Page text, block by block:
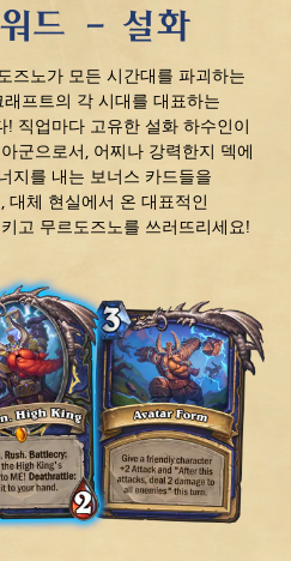
드 - 설화
즈노가 모든 시간대를 파괴하는
프트의 각 시대를 대표하는
직업마다 고유한 설화 하수인이
군으로서, 어찌나 강력한지 덱에
지를 내는 보너스 카드들을
대체 현실에서 온 대표적인
고 무르도즈노를 쓰러뜨리세요!